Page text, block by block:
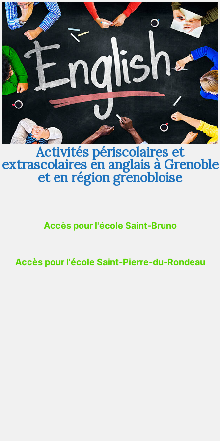
Activités périscolaires et
extrascolaires en anglais à Grenoble
et en région grenobloise
Accès pour l'école Saint-Bruno
Accès pour l'école Saint-Pierre-du-Rondeau